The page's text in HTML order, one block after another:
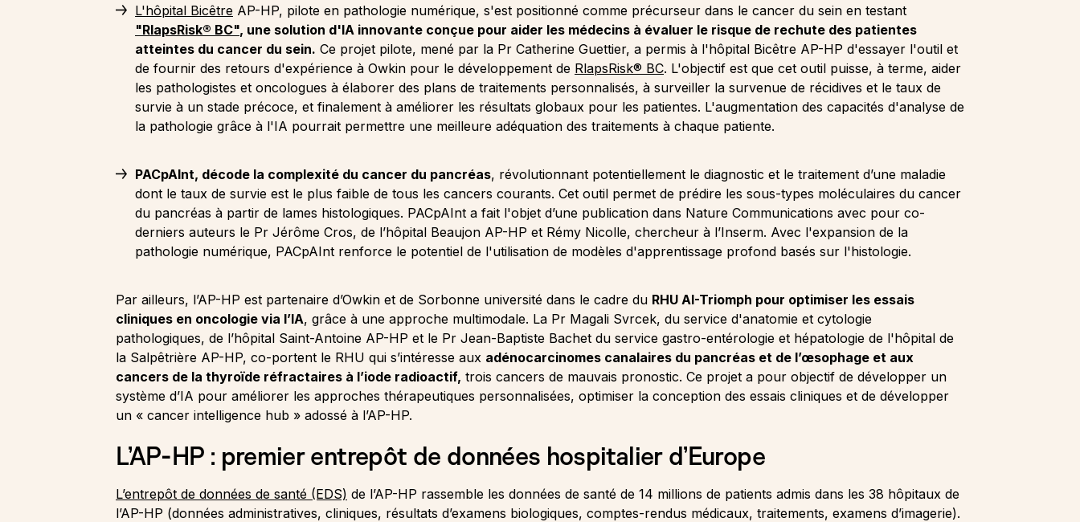
L'hôpital Bicêtre AP-HP, pilote en pathologie numérique, s'est positionné comme précurseur dans le cancer du sein en testant
"RlapsRisk® BC", une solution d'IA innovante conçue pour aider les médecins à évaluer le risque de rechute des patientes
atteintes du cancer du sein. Ce projet pilote, mené par la Pr Catherine Guettier, a permis à l'hôpital Bicêtre AP-HP d'essayer l'outil et
de fournir des retours d'expérience à Owkin pour le développement de RlapsRisk® BC. L'objectif est que cet outil puisse, à terme, aider
les pathologistes et oncologues à élaborer des plans de traitements personnalisés, à surveiller la survenue de récidives et le taux de
survie à un stade précoce, et finalement à améliorer les résultats globaux pour les patientes. L'augmentation des capacités d'analyse de
la pathologie grâce à l'IA pourrait permettre une meilleure adéquation des traitements à chaque patiente.
PACpAInt, décode la complexité du cancer du pancréas, révolutionnant potentiellement le diagnostic et le traitement d’une maladie
dont le taux de survie est le plus faible de tous les cancers courants. Cet outil permet de prédire les sous-types moléculaires du cancer
du pancréas à partir de lames histologiques. PACpAInt a fait l'objet d’une publication dans Nature Communications avec pour co-
derniers auteurs le Pr Jérôme Cros, de l’hôpital Beaujon AP-HP et Rémy Nicolle, chercheur à l’Inserm. Avec l'expansion de la
pathologie numérique, PACpAInt renforce le potentiel de l'utilisation de modèles d'apprentissage profond basés sur l'histologie.
Par ailleurs, l’AP-HP est partenaire d’Owkin et de Sorbonne université dans le cadre du RHU AI-Triomph pour optimiser les essais
cliniques en oncologie via l’IA, grâce à une approche multimodale. La Pr Magali Svrcek, du service d'anatomie et cytologie
pathologiques, de l’hôpital Saint-Antoine AP-HP et le Pr Jean-Baptiste Bachet du service gastro-entérologie et hépatologie de l'hôpital de
la Salpêtrière AP-HP, co-portent le RHU qui s’intéresse aux adénocarcinomes canalaires du pancréas et de l’œsophage et aux
cancers de la thyroïde réfractaires à l’iode radioactif, trois cancers de mauvais pronostic. Ce projet a pour objectif de développer un
système d’IA pour améliorer les approches thérapeutiques personnalisées, optimiser la conception des essais cliniques et de développer
un « cancer intelligence hub » adossé à l’AP-HP.
L’AP-HP : premier entrepôt de données hospitalier d’Europe
L’entrepôt de données de santé (EDS) de l’AP-HP rassemble les données de santé de 14 millions de patients admis dans les 38 hôpitaux de
l’AP-HP (données administratives, cliniques, résultats d’examens biologiques, comptes-rendus médicaux, traitements, examens d’imagerie).